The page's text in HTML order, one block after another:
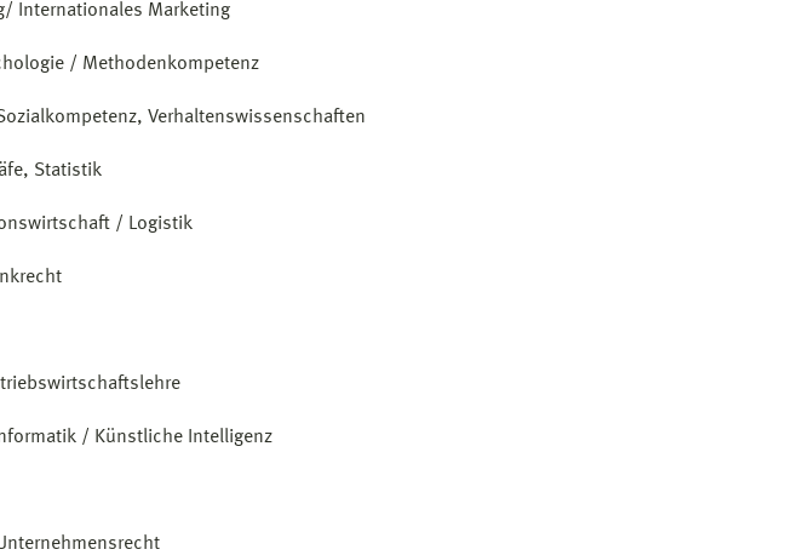
Internationales Marketing
/ Methodenkompetenz
Verhaltenswissenschaften
Statistik
/ Logistik
/ Künstliche Intelligenz